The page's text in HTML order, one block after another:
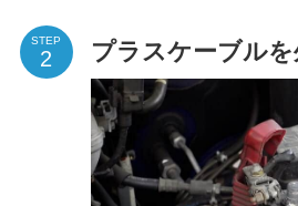
STEP プラスケーブル